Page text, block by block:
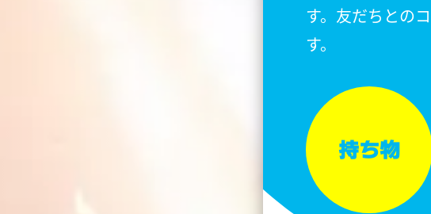
す。友だちとの
す。
持ち物